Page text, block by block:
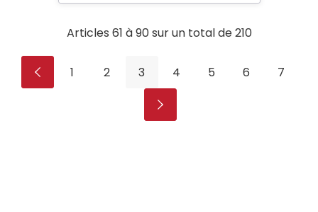
Articles 61 à90sur un total de210
1 2 3 4 5 6 7